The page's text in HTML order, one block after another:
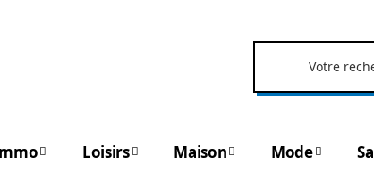
Loisirs Maison Mode